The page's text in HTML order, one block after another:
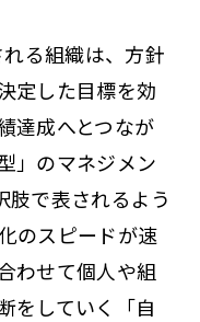
る組織は、方針
定した目標を効
達成へとつなが
」のマネジメン
肢で表されるよう
のスピードが速
わせて個人や組
をしていく「自